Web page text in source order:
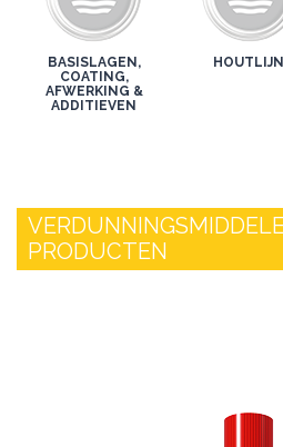
BASISLAGEN,
COATING,
AFWERKING &
ADDITIEVEN
HOUTLIJN
PRODUCTEN